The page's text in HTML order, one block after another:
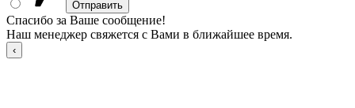
Спасибо за Ваше сообщение!
Наш менеджер свяжется с Вами в ближайшее время.